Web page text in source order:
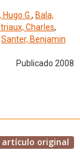
Hugo G., Bala,
Charles,
Santer, Benjamin
Publicado 2008
artículo original